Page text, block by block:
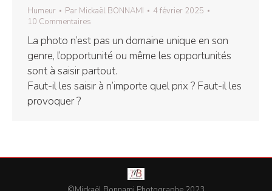
Humeur Par Mickaël BONNAMI
4 février 2025
10 Commentaires
La photo n’est pas un domaine unique en son
genre, l’opportunité ou même les opportunités
sont à saisir partout.
Faut-il les saisir à n’importe quel prix ? Faut-il les
provoquer ?